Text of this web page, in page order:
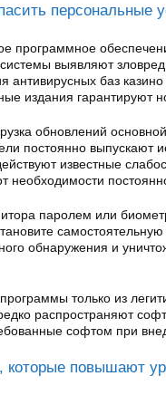
персональные
программное
выявляют
антивирусных баз
издания гарантируют
обновлений
постоянно
известные
необходимости
паролем или
обнаружения и
только из
распространяют
софтом при
которые повышают